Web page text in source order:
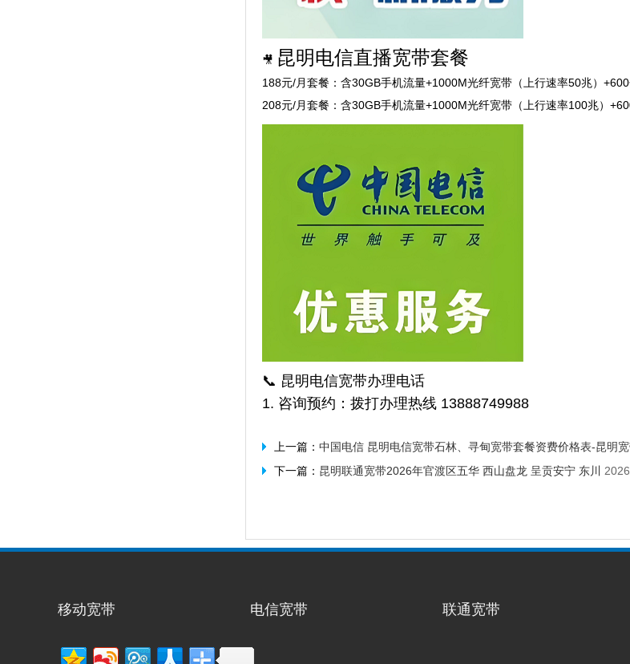
🎥 昆明电信直播宽带套餐
188元/月套餐：含30GB手机流量+1000M光纤宽带（上行速率50兆）
208元/月套餐：含30GB手机流量+1000M光纤宽带（上行速率100兆）
📞 昆明电信宽带办理电话
1. 咨询预约：拨打办理热线 13888749988
上一篇： 中国电信 昆明电信宽带石林、寻甸宽带套餐资费价格表-昆明
下一篇： 昆明联通宽带2026年官渡区五华 西山盘龙 呈贡安宁 东川
移动宽带 电信宽带 联通宽带